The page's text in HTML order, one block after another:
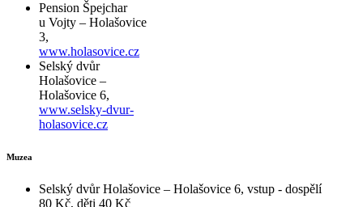
Pension Špejchar
u Vojty – Holašovice
3,
www.holasovice.cz
Selský dvůr
Holašovice –
Holašovice 6,
www.selsky-dvur-
holasovice.cz
Muzea
Selský dvůr Holašovice – Holašovice 6, vstup - dospělí
80 Kč, děti 40 Kč